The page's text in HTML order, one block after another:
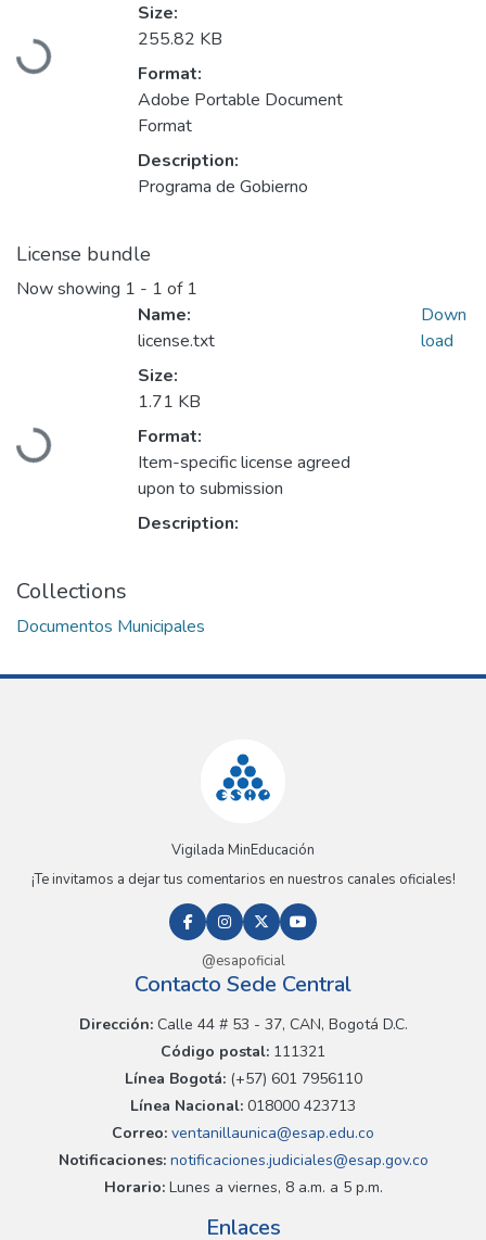
Loading...
Size:
255.82 KB
Format:
Adobe Portable Document
Format
Description:
Programa de Gobierno
License bundle
Now showing 1 - 1 of 1
Loading...
Name:
license.txt
Size:
1.71 KB
Format:
Item-specific license agreed
upon to submission
Description:
Down
load
Collections
Documentos Municipales
Vigilada MinEducación
¡Te invitamos a dejar tus comentarios en nuestros canales oficiales!
@esapoficial
Contacto Sede Central
Dirección:Calle 44 # 53 - 37, CAN, Bogotá D.C.
Código postal: 111321
Línea Bogotá:(+57) 601 7956110
Línea Nacional: 018000 423713
Correo: ventanillaunica@esap.edu.co
Notificaciones:notificaciones.judiciales@esap.gov.co
Horario:Lunes a viernes, 8 a.m. a 5 p.m.
Enlaces